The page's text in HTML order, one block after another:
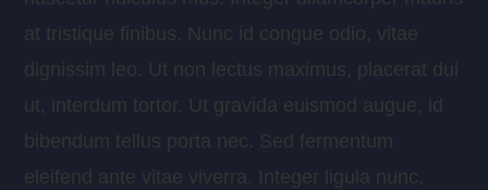
at tristique finibus. Nunc id congue odio, vitae
dignissim leo. Ut non lectus maximus, placerat dui
ut, interdum tortor. Ut gravida euismod augue, id
bibendum tellus porta nec. Sed fermentum
eleifend ante vitae viverra. Integer ligula nunc,